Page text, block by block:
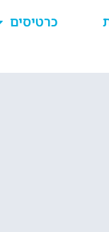
כרטיסים